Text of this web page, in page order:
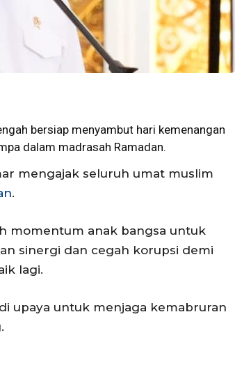
bersiap menyambut hari kemenangan
dalam madrasah Ramadan.
mengajak seluruh umat muslim
.
momentum anak bangsa untuk
sinergi dan cegah korupsi demi
lagi.
upaya untuk menjaga kemabruran